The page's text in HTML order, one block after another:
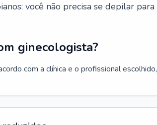
você não precisa se depilar para
ginecologista?
com a clínica e o profissional escolhido,